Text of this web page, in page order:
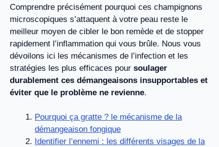
Comprendre précisément pourquoi ces champignons
microscopiques s’attaquent à votre peau reste le
meilleur moyen de cibler le bon remède et de stopper
rapidement l’inflammation qui vous brûle. Nous vous
dévoilons ici les mécanismes de l’infection et les
stratégies les plus efficaces pour soulager
durablement ces démangeaisons insupportables et
éviter que le problème ne revienne.
Pourquoi ça gratte ? le mécanisme de la
démangeaison fongique
Identifier l’ennemi : les différents visages de la